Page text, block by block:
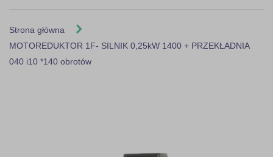
Strona główna
MOTOREDUKTOR 1F- SILNIK 0,25kW 1400 + PRZEKŁADNIA
040 i10 *140 obrotów